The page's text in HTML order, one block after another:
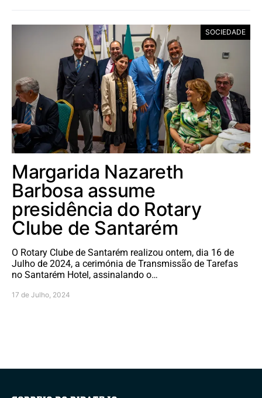
SOCIEDADE
Margarida Nazareth
Barbosa assume
presidência do Rotary
Clube de Santarém
O Rotary Clube de Santarém realizou ontem, dia 16 de
Julho de 2024, a cerimónia de Transmissão de Tarefas
no Santarém Hotel, assinalando o…
17 de Julho, 2024